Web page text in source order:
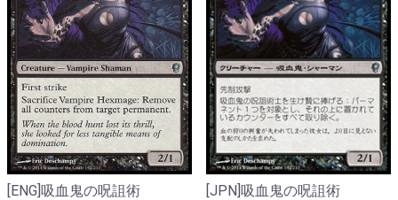
[ENG]吸血鬼の呪詛術
[JPN]吸血鬼の呪詛術